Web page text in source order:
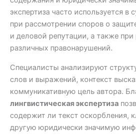
экспертиза часто используется в
при рассмотрении споров о
и деловой репутации, а также при
различных правонарушений.
Специалисты анализируют
слов и выражений, контекст
коммуникативную цель автора.
лингвистическая экспертиза
содержит ли текст оскорбления,
другую юридически значимую